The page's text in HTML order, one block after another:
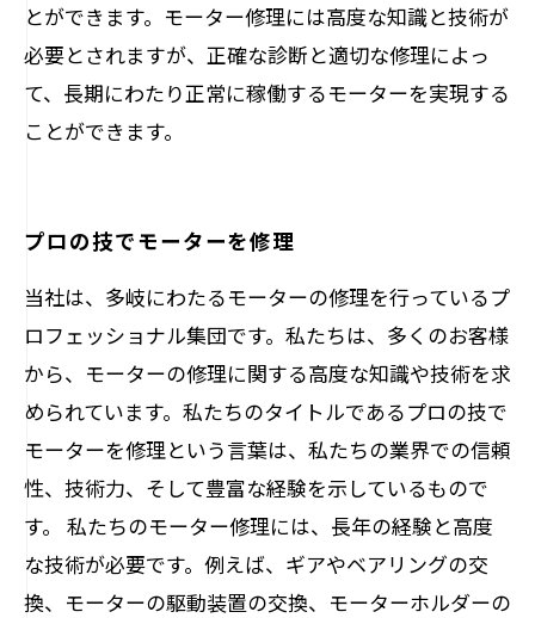
とができます。モーター修理には高度な知識と技術が
必要とされますが、正確な診断と適切な修理によっ
て、長期にわたり正常に稼働するモーターを実現する
ことができます。
プロの技でモーターを修理
当社は、多岐にわたるモーターの修理を行っているプ
ロフェッショナル集団です。私たちは、多くのお客様
から、モーターの修理に関する高度な知識や技術を求
められています。私たちのタイトルであるプロの技で
モーターを修理という言葉は、私たちの業界での信頼
性、技術力、そして豊富な経験を示しているもので
す。 私たちのモーター修理には、長年の経験と高度
な技術が必要です。例えば、ギアやベアリングの交
換、モーターの駆動装置の交換、モーターホルダーの